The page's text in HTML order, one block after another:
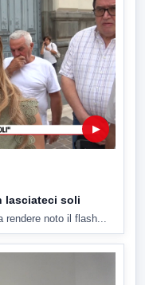
▶
lasciateci soli
noto il flash...